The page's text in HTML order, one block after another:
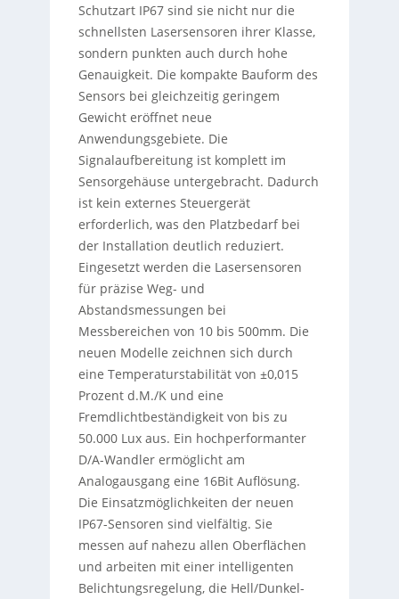
Schutzart IP67 sind sie nicht nur die
schnellsten Lasersensoren ihrer Klasse,
sondern punkten auch durch hohe
Genauigkeit. Die kompakte Bauform des
Sensors bei gleichzeitig geringem
Gewicht eröffnet neue
Anwendungsgebiete. Die
Signalaufbereitung ist komplett im
Sensorgehäuse untergebracht. Dadurch
ist kein externes Steuergerät
erforderlich, was den Platzbedarf bei
der Installation deutlich reduziert.
Eingesetzt werden die Lasersensoren
für präzise Weg- und
Abstandsmessungen bei
Messbereichen von 10 bis 500mm. Die
neuen Modelle zeichnen sich durch
eine Temperaturstabilität von ±0,015
Prozent d.M./K und eine
Fremdlichtbeständigkeit von bis zu
50.000 Lux aus. Ein hochperformanter
D/A-Wandler ermöglicht am
Analogausgang eine 16Bit Auflösung.
Die Einsatzmöglichkeiten der neuen
IP67-Sensoren sind vielfältig. Sie
messen auf nahezu allen Oberflächen
und arbeiten mit einer intelligenten
Belichtungsregelung, die Hell/Dunkel-